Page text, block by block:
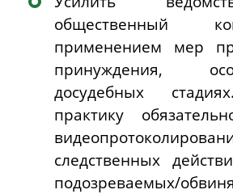
общественный
применением мер
принуждения,
досудебных
практику
следственных
подозреваемых/